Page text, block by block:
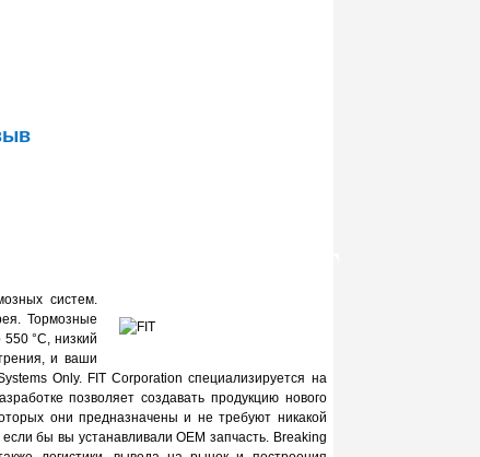
систем.
Тормозные
°С, низкий
и ваши
Only. FIT Corporation специализируется на
позволяет создавать продукцию нового
они предназначены и не требуют никакой
если бы вы устанавливали ОЕМ запчасть. Breaking